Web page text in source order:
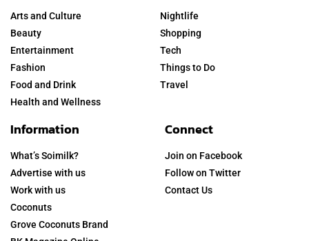
Arts and Culture
Beauty
Entertainment
Fashion
Food and Drink
Health and Wellness
Nightlife
Shopping
Tech
Things to Do
Travel
Information
What’s Soimilk?
Advertise with us
Work with us
Coconuts
Grove Coconuts Brand
Connect
Join on Facebook
Follow on Twitter
Contact Us